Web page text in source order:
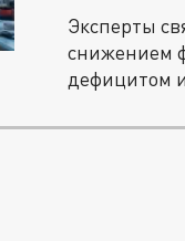
Эксперты
снижением
дефицитом